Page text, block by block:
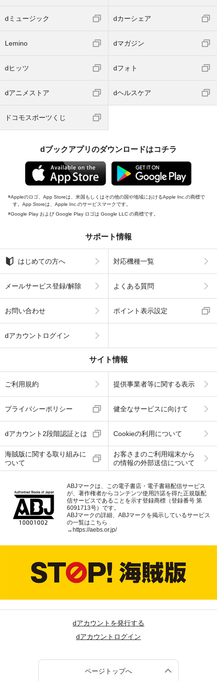
dミュージック dカーシェア
Lemino dマガジン
dヒッツ dフォト
dアニメストア dヘルスケア
ドコモスポーツくじ
dブックアプリのダウンロードはコチラ
Appleのロゴ、App Storeは、米国もしくはその他の国や地域におけるApple Inc.の商標で
す。App Storeは、Apple Inc.のサービスマークです。
Google Play および Google Play ロゴは Google LLC の商標です。
サポート情報
はじめての方へ 対応機種一覧
メールサービス登録/解除 よくある質問
お問い合わせ ポイント表示設定
dアカウントログイン
サイト情報
ご利用規約 提供事業者等に関する表示
プライバシーポリシー 健全なサービスに向けて
dアカウント2段階認証とは Cookieの利用について
海賊版に関する取り組みに
ついて
お客さまのご利用端末から
の情報の外部送信について
ABJマークは、この電子書店・電子書籍配信サービス
が、著作権者からコンテンツ使用許諾を得た正規版配
信サービスであることを示す登録商標（登録番号 第
6091713号）です。
ABJマークの詳細、ABJマークを掲示しているサービス
の一覧はこちら
→https://aebs.or.jp/
dアカウントを発行する
dアカウントログイン
ページトップへ